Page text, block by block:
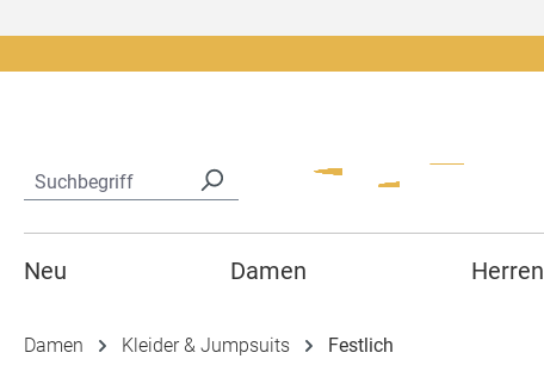
Neu Damen Herren
Damen Kleider & Jumpsuits Festlich